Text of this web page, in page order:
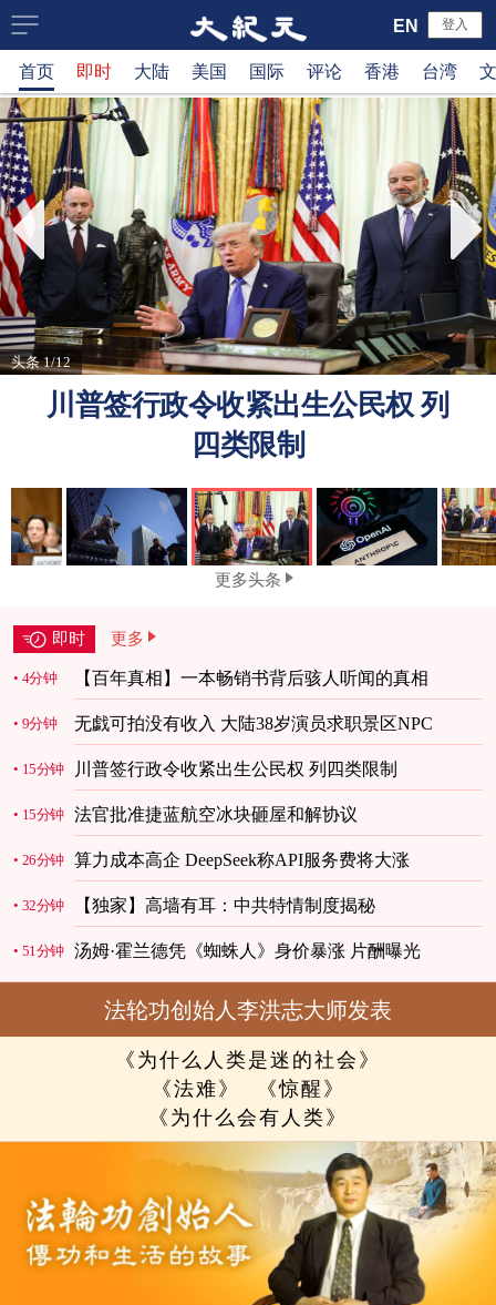
大
纪
元
新
闻
网
登入
EN
首页 即时 大陆 美国 国际 评论 香港 台湾
头条 1/12
川普签行政令收紧出生公民权 列
四类限制
更多头条
即时 更多
4分钟 【百年真相】一本畅销书背后骇人听闻的真相
9分钟 无戯可拍没有收入 大陆38岁演员求职景区NPC
15分钟 川普签行政令收紧出生公民权 列四类限制
15分钟 法官批准捷蓝航空冰块砸屋和解协议
26分钟 算力成本高企 DeepSeek称API服务费将大涨
32分钟 【独家】高墙有耳：中共特情制度揭秘
51分钟 汤姆·霍兰德凭《蜘蛛人》身价暴涨 片酬曝光
法轮功创始人李洪志大师发表
《为什么人类是迷的社会》
《法难》
《惊醒》
《为什么会有人类》